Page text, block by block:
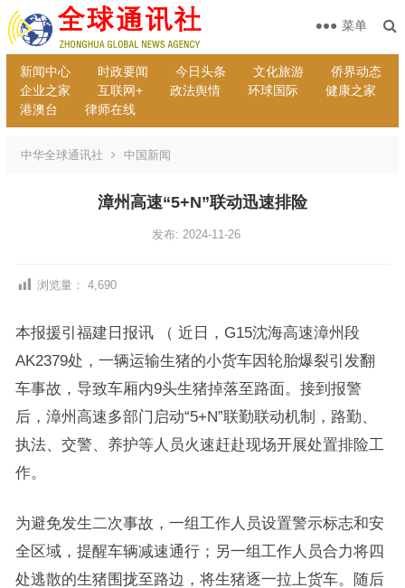
新闻中心 时政要闻 今日头条 文化旅游
侨界动态
企业之家
互联网+ 政法舆情 环球国际
健康之家
港澳台
律师在线
菜单
中华全球通讯社 中国新闻
漳州高速“5+N”联动迅速排险
发布: 2024-11-26
浏览量： 4,690
本报援引福建日报讯 （ 近日，G15沈海高速漳州段
AK2379处，一辆运输生猪的小货车因轮胎爆裂引发翻
车事故，导致车厢内9头生猪掉落至路面。接到报警
后，漳州高速多部门启动“5+N”联勤联动机制，路勤、
执法、交警、养护等人员火速赶赴现场开展处置排险工
作。
为避免发生二次事故，一组工作人员设置警示标志和安
全区域，提醒车辆减速通行；另一组工作人员合力将四
处逃散的生猪围拢至路边，将生猪逐一拉上货车。随后